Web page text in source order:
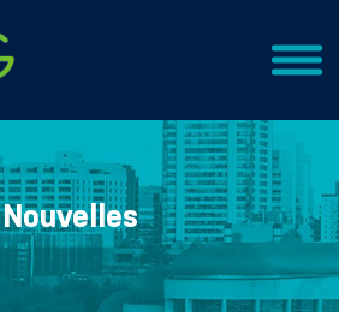
Nouvelles